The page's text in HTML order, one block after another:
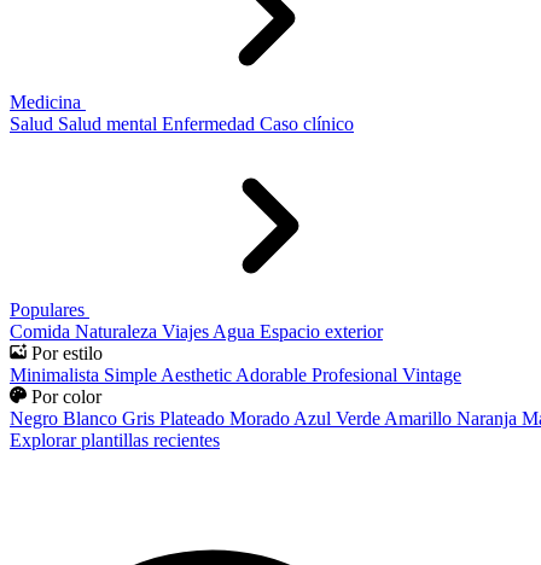
Medicina
Salud Salud mental Enfermedad Caso clínico
Populares
Comida Naturaleza Viajes Agua Espacio exterior
Por estilo
Minimalista Simple Aesthetic Adorable Profesional Vintage
Por color
Negro Blanco Gris Plateado Morado Azul Verde Amarillo Naranja
Explorar plantillas recientes